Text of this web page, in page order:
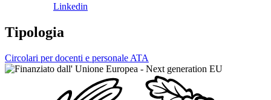
Linkedin
Tipologia
Circolari per docenti e personale ATA